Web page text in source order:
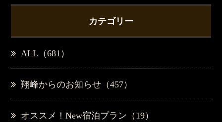
カテゴリー
ALL（681）
翔峰からのお知らせ（457）
オススメ！New宿泊プラン（19）